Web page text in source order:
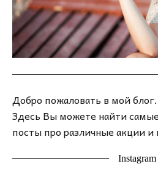
Добро пожаловать в мой блог.
Здесь Вы можете найти
посты про различные акции и
Instagram